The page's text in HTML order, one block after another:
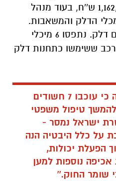
המס גבו חובות בסך 1,162,239 ש''ח, בעוד מנהל
הדלק והמשאבות.
ליטרים דלק. נתפסו 6 מיכלי
ו-2 כלי רכב ששימשו כתחנות דלק
כמו כן, המשטרה מודיעה כי עוכבו 7 חשודים
טיפול משפטי
ישראל נמסר -
על כלל היבטיה הנה
הפעלת יכולות,
נוספות למען
שומר החוק.''